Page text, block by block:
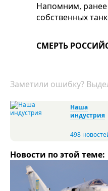
Напомним, ранее
собственных
СМЕРТЬ
Заметили ошибку?
Наша
индустрия
498
Новости по этой теме: